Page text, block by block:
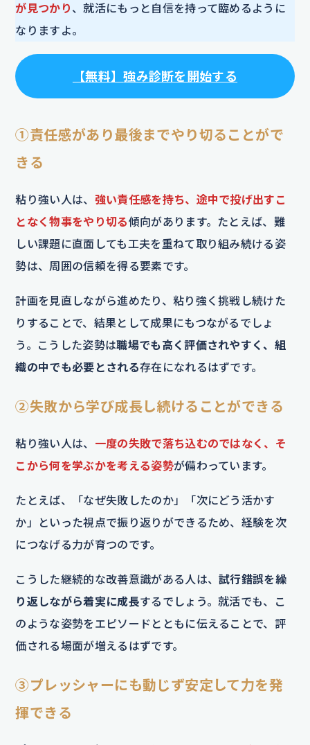
が見つかり 、就活にもっと自信を持って臨めるように
なりますよ。
【無料】強み診断を開始する
①責任感があり最後までやり切ることがで
きる
粘り強い人は、 強い責任感を持ち、途中で投げ出すこ
となく物事をやり切る傾向があります。たとえば、難
しい課題に直面しても工夫を重ねて取り組み続ける姿
勢は、周囲の信頼を得る要素です。
計画を見直しながら進めたり、粘り強く挑戦し続けた
りすることで、結果として成果にもつながるでしょ
う。こうした姿勢は職場でも高く評価されやすく、組
織の中でも必要とされる存在になれるはずです。
②失敗から学び成長し続けることができる
粘り強い人は、 一度の失敗で落ち込むのではなく、そ
こから何を学ぶかを考える姿勢が備わっています。
たとえば、「なぜ失敗したのか」「次にどう活かす
か」といった視点で振り返りができるため、経験を次
につなげる力が育つのです。
こうした継続的な改善意識がある人は、試行錯誤を繰
り返しながら着実に成長するでしょう。就活でも、こ
のような姿勢をエピソードとともに伝えることで、評
価される場面が増えるはずです。
③プレッシャーにも動じず安定して力を発
揮できる